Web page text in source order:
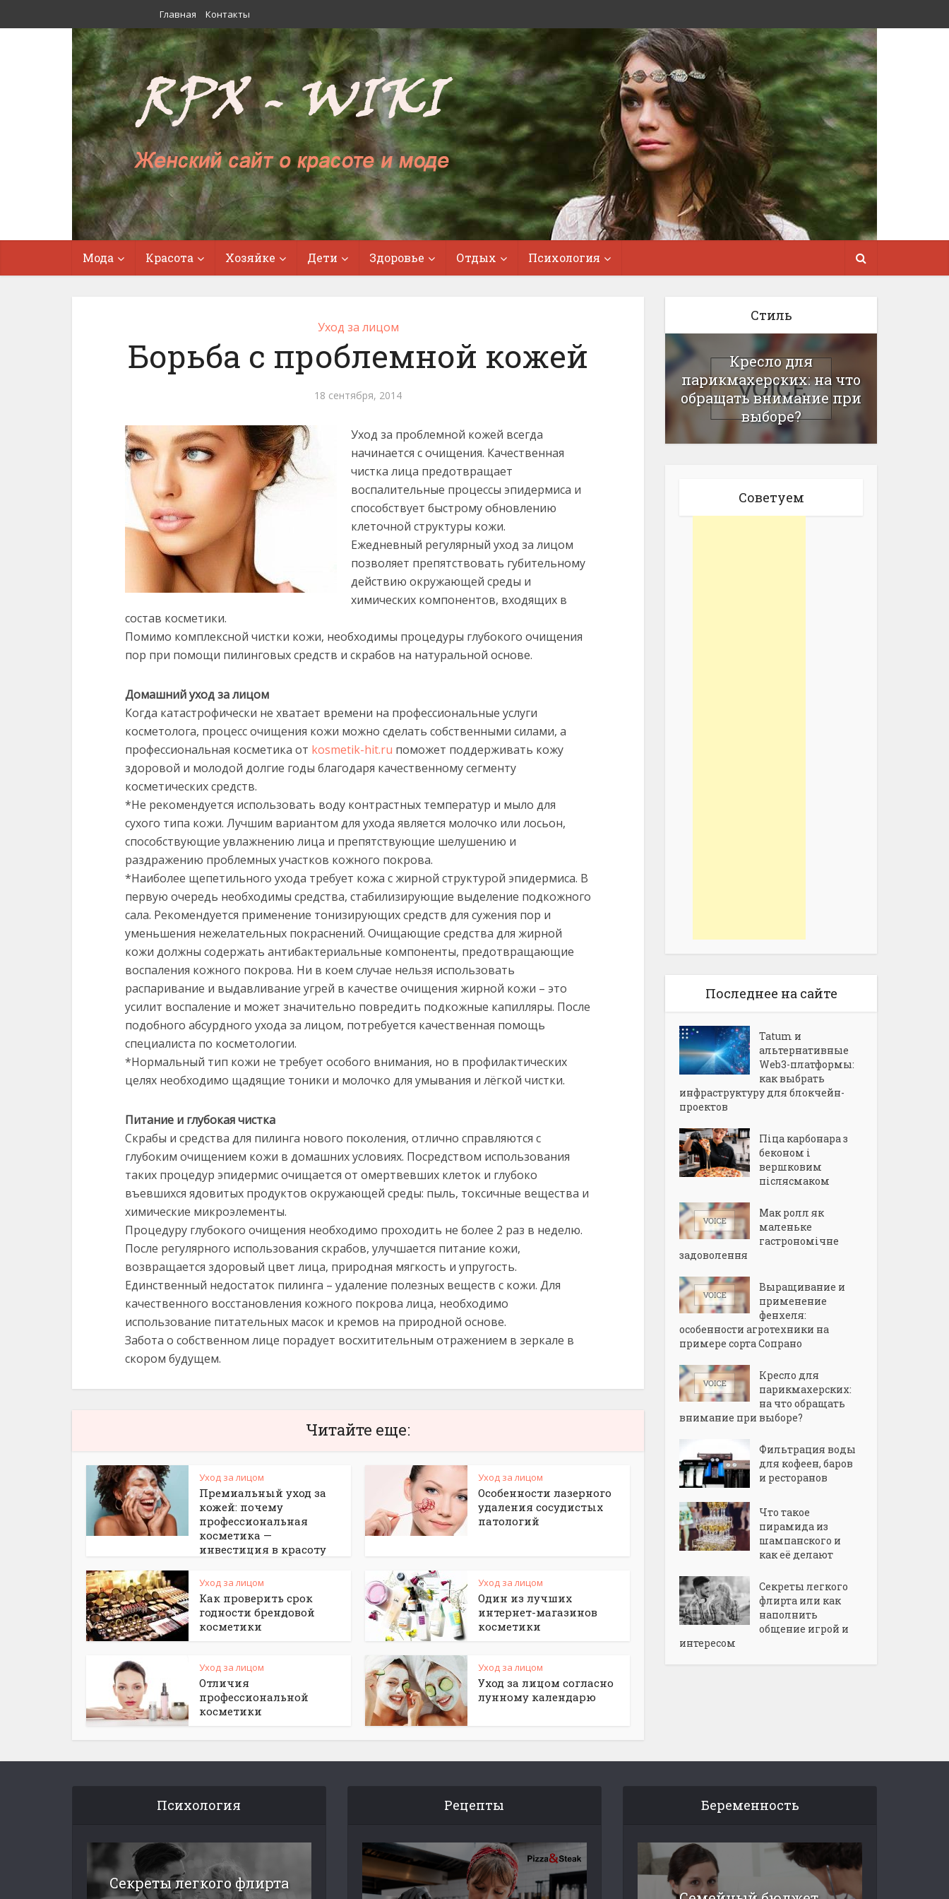
Главная Контакты
Мода Красота Хозяйке Дети Здоровье Отдых Психология
Уход за лицом
Борьба с проблемной кожей
18 сентября, 2014
Уход за проблемной кожей всегда
начинается с очищения. Качественная
чистка лица предотвращает
воспалительные процессы эпидермиса и
способствует быстрому обновлению
клеточной структуры кожи.
Ежедневный регулярный уход за лицом
позволяет препятствовать губительному
действию окружающей среды и
химических компонентов, входящих в
состав косметики.
Помимо комплексной чистки кожи, необходимы процедуры глубокого очищения
пор при помощи пилинговых средств и скрабов на натуральной основе.
Домашний уход за лицом
Когда катастрофически не хватает времени на профессиональные услуги
косметолога, процесс очищения кожи можно сделать собственными силами, а
профессиональная косметика от kosmetik-hit.ru поможет поддерживать кожу
здоровой и молодой долгие годы благодаря качественному сегменту
косметических средств.
*Не рекомендуется использовать воду контрастных температур и мыло для
сухого типа кожи. Лучшим вариантом для ухода является молочко или лосьон,
способствующие увлажнению лица и препятствующие шелушению и
раздражению проблемных участков кожного покрова.
*Наиболее щепетильного ухода требует кожа с жирной структурой эпидермиса. В
первую очередь необходимы средства, стабилизирующие выделение подкожного
сала. Рекомендуется применение тонизирующих средств для сужения пор и
уменьшения нежелательных покраснений. Очищающие средства для жирной
кожи должны содержать антибактериальные компоненты, предотвращающие
воспаления кожного покрова. Ни в коем случае нельзя использовать
распаривание и выдавливание угрей в качестве очищения жирной кожи – это
усилит воспаление и может значительно повредить подкожные капилляры. После
подобного абсурдного ухода за лицом, потребуется качественная помощь
специалиста по косметологии.
*Нормальный тип кожи не требует особого внимания, но в профилактических
целях необходимо щадящие тоники и молочко для умывания и лёгкой чистки.
Питание и глубокая чистка
Скрабы и средства для пилинга нового поколения, отлично справляются с
глубоким очищением кожи в домашних условиях. Посредством использования
таких процедур эпидермис очищается от омертвевших клеток и глубоко
въевшихся ядовитых продуктов окружающей среды: пыль, токсичные вещества и
химические микроэлементы.
Процедуру глубокого очищения необходимо проходить не более 2 раз в неделю.
После регулярного использования скрабов, улучшается питание кожи,
возвращается здоровый цвет лица, природная мягкость и упругость.
Единственный недостаток пилинга – удаление полезных веществ с кожи. Для
качественного восстановления кожного покрова лица, необходимо
использование питательных масок и кремов на природной основе.
Забота о собственном лице порадует восхитительным отражением в зеркале в
скором будущем.
Читайте еще:
Уход за лицом
Премиальный уход за
кожей: почему
профессиональная
косметика —
инвестиция в красоту
Уход за лицом
Особенности лазерного
удаления сосудистых
патологий
Уход за лицом
Как проверить срок
годности брендовой
косметики
Уход за лицом
Один из лучших
интернет-магазинов
косметики
Уход за лицом
Отличия
профессиональной
косметики
Уход за лицом
Уход за лицом согласно
лунному календарю
Стиль
Кресло для
парикмахерских: на что
обращать внимание при
выборе?
Советуем
Последнее на сайте
Tatum и
альтернативные
Web3-платформы:
как выбрать
инфраструктуру для блокчейн-
проектов
Піца карбонара з
беконом і
вершковим
післясмаком
Мак ролл як
маленьке
гастрономічне
задоволення
Выращивание и
применение
фенхеля:
особенности агротехники на
примере сорта Сопрано
Кресло для
парикмахерских:
на что обращать
внимание при выборе?
Фильтрация воды
для кофеен, баров
и ресторанов
Что такое
пирамида из
шампанского и
как её делают
Секреты легкого
флирта или как
наполнить
общение игрой и
интересом
Психология
Секреты легкого флирта
Рецепты Беременность